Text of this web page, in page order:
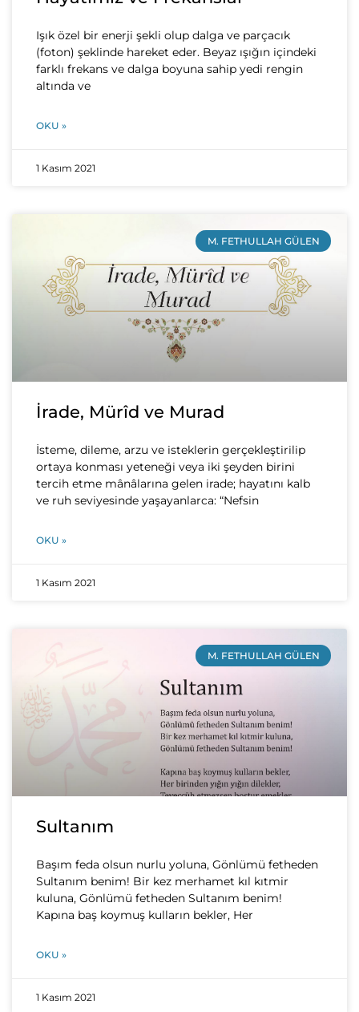
Işık özel bir enerji şekli olup dalga ve parçacık
(foton) şeklinde hareket eder. Beyaz ışığın içindeki
farklı frekans ve dalga boyuna sahip yedi rengin
altında ve
OKU »
1 Kasım 2021
M. FETHULLAH GÜLEN
İrade, Mürîd ve Murad
İsteme, dileme, arzu ve isteklerin gerçekleştirilip
ortaya konması yeteneği veya iki şeyden birini
tercih etme mânâlarına gelen irade; hayatını kalb
ve ruh seviyesinde yaşayanlarca: “Nefsin
OKU »
1 Kasım 2021
M. FETHULLAH GÜLEN
Sultanım
Başım feda olsun nurlu yoluna, Gönlümü fetheden
Sultanım benim! Bir kez merhamet kıl kıtmir
kuluna, Gönlümü fetheden Sultanım benim!
Kapına baş koymuş kulların bekler, Her
OKU »
1 Kasım 2021